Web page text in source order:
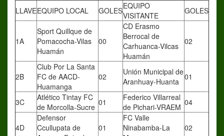
LLAVEEQUIPO LOCAL GOLESEQUIPO
VISITANTE
GOLES
1A
Sport Quillque de
Pomacocha-Vilas
Huamán
00
CD Erasmo
Berrocal de
Carhuanca-Vilcas
Huamán
02
2B
Club Por La Santa
FC de AACD-
Huamanga
02
Unión Municipal de
Aranhuay-Huanta 01
3C
Atlético Tintay FC
de Morcolla-Sucre 01
Federico Villarreal
de Pichari-VRAEM 04
4D
Defensor
Ccullupata de
01
FC Valle
Ninabamba-La
02